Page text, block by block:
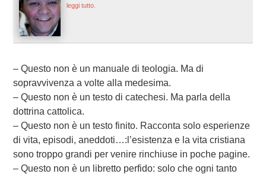
leggi tutto.
– Questo non è un manuale di teologia. Ma di
sopravvivenza a volte alla medesima.
– Questo non è un testo di catechesi. Ma parla della
dottrina cattolica.
– Questo non è un testo finito. Racconta solo esperienze
di vita, episodi, aneddoti…:l’esistenza e la vita cristiana
sono troppo grandi per venire rinchiuse in poche pagine.
– Questo non è un libretto perfido: solo che ogni tanto